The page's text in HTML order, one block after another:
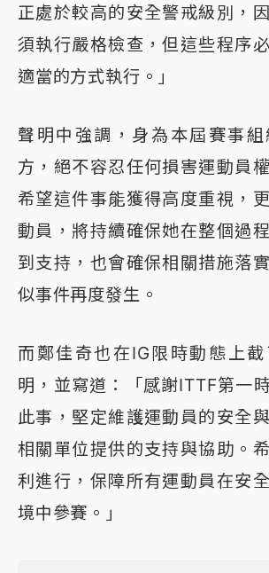
正處於較高的安全警戒級別，
須執行嚴格檢查，但這些程序
適當的方式執行。」
聲明中強調，身為本屆賽事
方，絕不容忍任何損害運動員
希望這件事能獲得高度重視，
動員，將持續確保她在整個過
到支持，也會確保相關措施落
似事件再度發生。
而鄭佳奇也在IG限時動態上
明，並寫道：「感謝ITTF第一
此事，堅定維護運動員的安全
相關單位提供的支持與協助。
利進行，保障所有運動員在安
境中參賽。」